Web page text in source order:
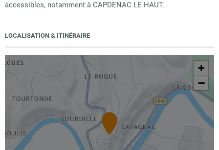
accessibles, notamment à CAPDENAC LE HAUT.
LOCALISATION & ITINÉRAIRE
+
−